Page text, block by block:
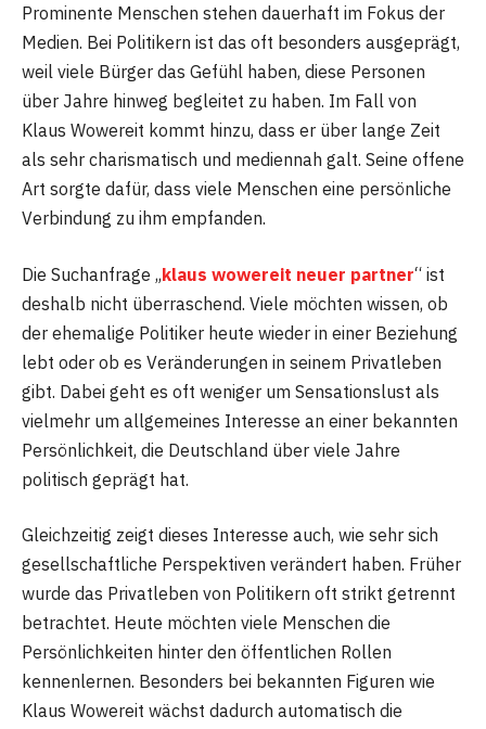
Prominente Menschen stehen dauerhaft im Fokus der
Medien. Bei Politikern ist das oft besonders ausgeprägt,
weil viele Bürger das Gefühl haben, diese Personen
über Jahre hinweg begleitet zu haben. Im Fall von
Klaus Wowereit kommt hinzu, dass er über lange Zeit
als sehr charismatisch und mediennah galt. Seine offene
Art sorgte dafür, dass viele Menschen eine persönliche
Verbindung zu ihm empfanden.
Die Suchanfrage „klaus wowereit neuer partner“ ist
deshalb nicht überraschend. Viele möchten wissen, ob
der ehemalige Politiker heute wieder in einer Beziehung
lebt oder ob es Veränderungen in seinem Privatleben
gibt. Dabei geht es oft weniger um Sensationslust als
vielmehr um allgemeines Interesse an einer bekannten
Persönlichkeit, die Deutschland über viele Jahre
politisch geprägt hat.
Gleichzeitig zeigt dieses Interesse auch, wie sehr sich
gesellschaftliche Perspektiven verändert haben. Früher
wurde das Privatleben von Politikern oft strikt getrennt
betrachtet. Heute möchten viele Menschen die
Persönlichkeiten hinter den öffentlichen Rollen
kennenlernen. Besonders bei bekannten Figuren wie
Klaus Wowereit wächst dadurch automatisch die